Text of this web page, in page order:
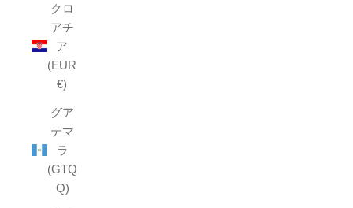
クロ
アチ
ア
(EUR
€)
グア
テマ
ラ
(GTQ
Q)